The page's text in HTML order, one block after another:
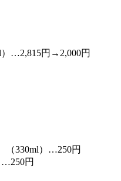
…2,815円→2,000円
（330ml）…250円
…250円